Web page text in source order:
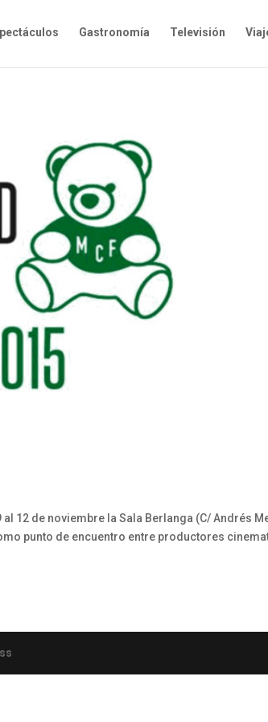
Gastronomía Televisión
12 de noviembre la Sala Berlanga (C/ Andrés
punto de encuentro entre productores